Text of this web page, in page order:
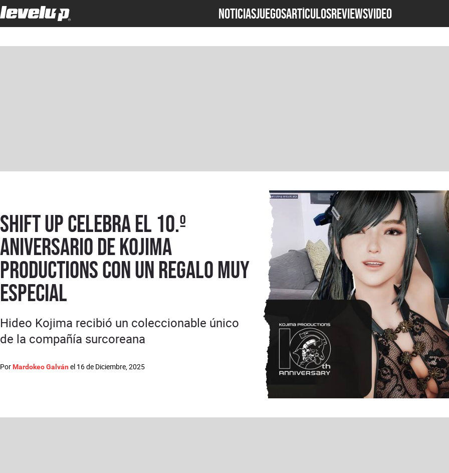
NOTICIASJUEGOSARTÍCULOSREVIEWSVideo
SHIFT UP celebra el 10.º
aniversario de Kojima
Productions con un regalo muy
especial
Por Mardokeo Galván el 16 de Diciembre, 2025
Hideo Kojima recibió un coleccionable único
de la compañía surcoreana